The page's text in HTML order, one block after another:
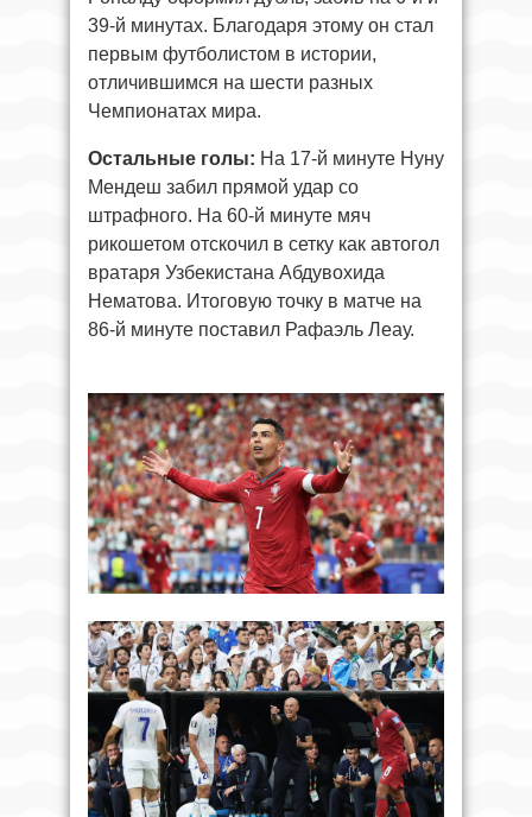
39-й минутах. Благодаря этому он стал
первым футболистом в истории,
отличившимся на шести разных
Чемпионатах мира.
Остальные голы: На 17-й минуте Нуну
Мендеш забил прямой удар со
штрафного. На 60-й минуте мяч
рикошетом отскочил в сетку как автогол
вратаря Узбекистана Абдувохида
Нематова. Итоговую точку в матче на
86-й минуте поставил Рафаэль Леау.